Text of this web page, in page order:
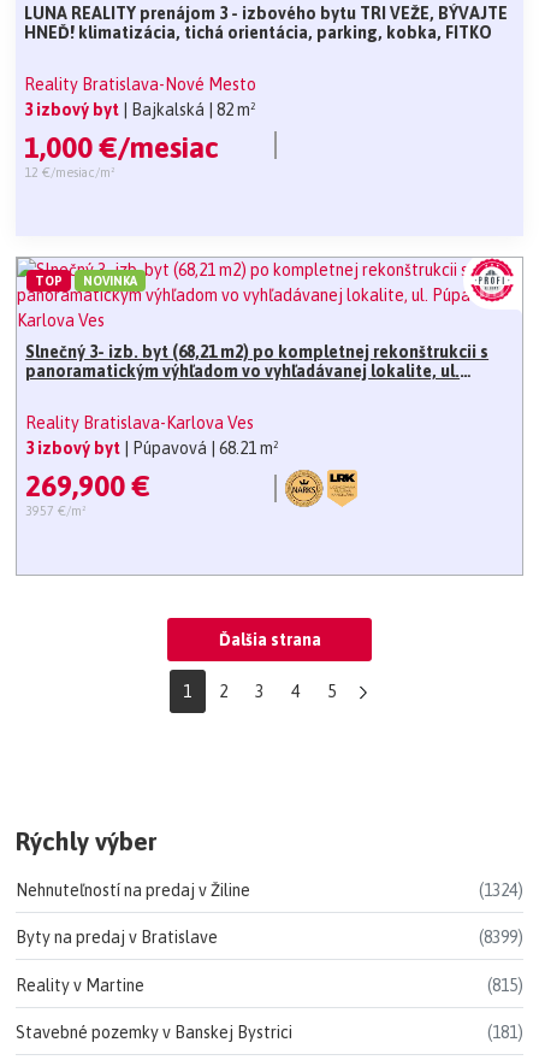
LUNA REALITY prenájom 3 - izbového bytu TRI VEŽE, BÝVAJTE
HNEĎ! klimatizácia, tichá orientácia, parking, kobka, FITKO
Reality Bratislava-Nové Mesto
3 izbový byt | Bajkalská | 82 m²
1,000 €/mesiac
12 €/mesiac/m²
Slnečný 3- izb. byt (68,21 m2) po kompletnej rekonštrukcii s
panoramatickým výhľadom vo vyhľadávanej lokalite, ul.
Reality Bratislava-Karlova Ves
3 izbový byt
| Púpavová | 68.21 m²
269,900 €
3957 €/m²
TOP NOVINKA
Ďalšia strana
1 2 3 4 5
Rýchly výber
Nehnuteľností na predaj v Žiline (1324)
Byty na predaj v Bratislave (8399)
Reality v Martine (815)
Stavebné pozemky v Banskej Bystrici (181)